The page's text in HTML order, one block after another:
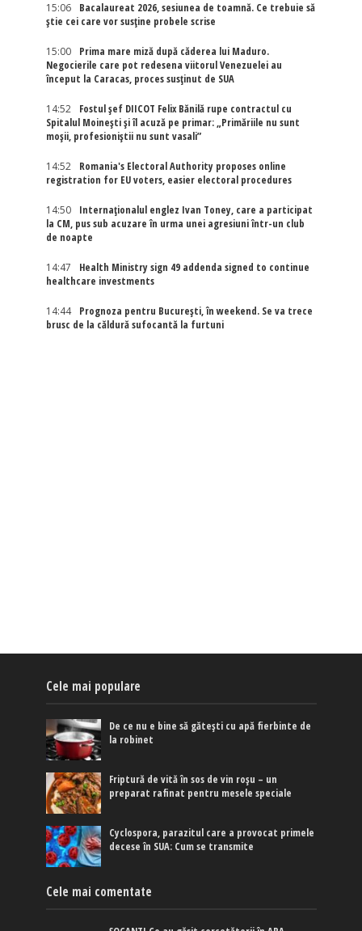
15:06
Bacalaureat 2026, sesiunea de toamnă. Ce trebuie să
știe cei care vor susține probele scrise
15:00
Prima mare miză după căderea lui Maduro.
Negocierile care pot redesena viitorul Venezuelei au
început la Caracas, proces susținut de SUA
14:52
Fostul șef DIICOT Felix Bănilă rupe contractul cu
Spitalul Moinești și îl acuză pe primar: „Primăriile nu sunt
moșii, profesioniștii nu sunt vasali”
14:52
Romania's Electoral Authority proposes online
registration for EU voters, easier electoral procedures
14:50
Internaţionalul englez Ivan Toney, care a participat
la CM, pus sub acuzare în urma unei agresiuni într-un club
de noapte
14:47
Health Ministry sign 49 addenda signed to continue
healthcare investments
14:44
Prognoza pentru București, în weekend. Se va trece
brusc de la căldură sufocantă la furtuni
Cele mai populare
De ce nu e bine să gătești cu apă fierbinte de
la robinet
Friptură de vită în sos de vin roșu – un
preparat rafinat pentru mesele speciale
Cyclospora, parazitul care a provocat primele
decese în SUA: Cum se transmite
Cele mai comentate